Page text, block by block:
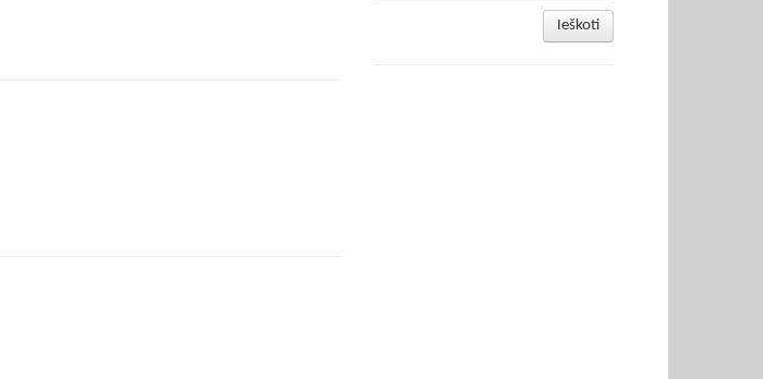
Ieškoti